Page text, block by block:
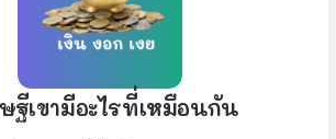
ฐีเขามีอะไรที่เหมือนกัน